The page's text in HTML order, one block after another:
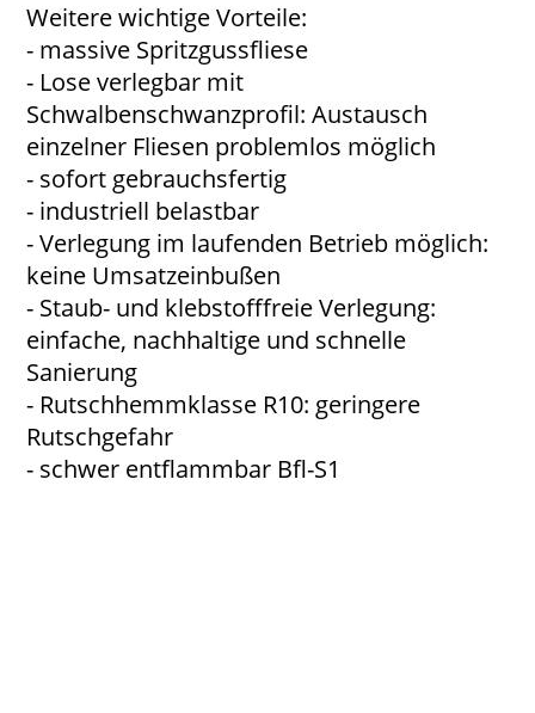
Weitere wichtige Vorteile:
- massive Spritzgussfliese
- Lose verlegbar mit
Schwalbenschwanzprofil: Austausch
einzelner Fliesen problemlos möglich
- sofort gebrauchsfertig
- industriell belastbar
- Verlegung im laufenden Betrieb möglich:
keine Umsatzeinbußen
- Staub- und klebstofffreie Verlegung:
einfache, nachhaltige und schnelle
Sanierung
- Rutschhemmklasse R10: geringere
Rutschgefahr
- schwer entflammbar Bfl-S1